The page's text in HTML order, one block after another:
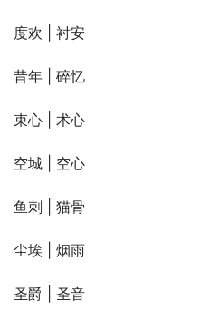
度欢 | 衬安
昔年 | 碎忆
束心 | 术心
空城 | 空心
鱼刺 | 猫骨
尘埃 | 烟雨
圣爵 | 圣音